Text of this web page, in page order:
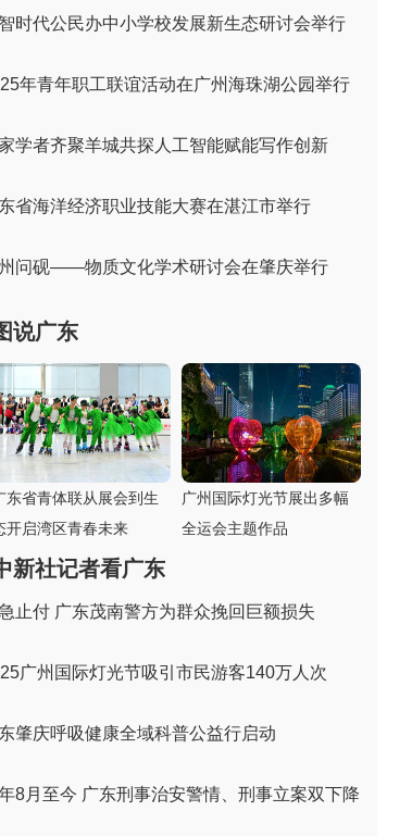
时代公民办中小学校发展新生态研讨会举行
年青年职工联谊活动在广州海珠湖公园举行
学者齐聚羊城共探人工智能赋能写作创新
省海洋经济职业技能大赛在湛江市举行
问砚——物质文化学术研讨会在肇庆举行
说广东
东省青体联从展会到生
开启湾区青春未来
广州国际灯光节展出多幅
全运会主题作品
新社记者看广东
止付 广东茂南警方为群众挽回巨额损失
广州国际灯光节吸引市民游客140万人次
肇庆呼吸健康全域科普公益行启动
8月至今 广东刑事治安警情、刑事立案双下降